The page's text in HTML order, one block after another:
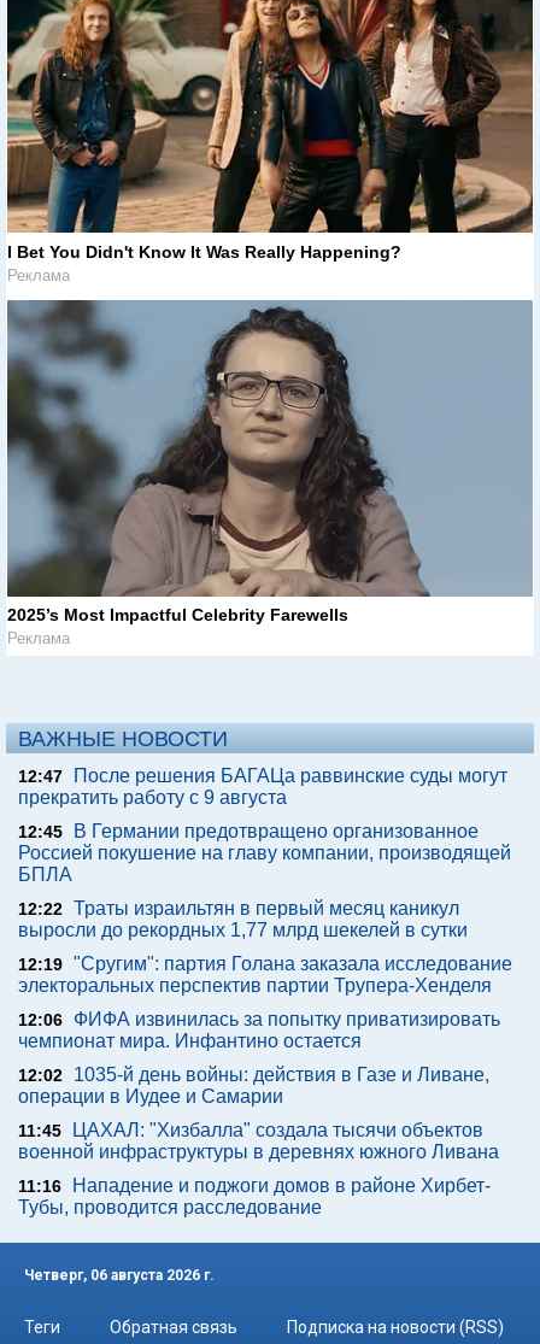
I Bet You Didn't Know It Was Really Happening?
Реклама
2025’s Most Impactful Celebrity Farewells
Реклама
ВАЖНЫЕ НОВОСТИ
12:47
После решения БАГАЦа раввинские суды могут
прекратить работу с 9 августа
12:45
В Германии предотвращено организованное
Россией покушение на главу компании, производящей
БПЛА
12:22 Траты израильтян в первый месяц каникул
выросли до рекордных 1,77 млрд шекелей в сутки
12:19 "Сругим": партия Голана заказала исследование
электоральных перспектив партии Трупера-Хенделя
12:06
ФИФА извинилась за попытку приватизировать
чемпионат мира. Инфантино остается
12:02
1035-й день войны: действия в Газе и Ливане,
операции в Иудее и Самарии
11:45
ЦАХАЛ: "Хизбалла" создала тысячи объектов
военной инфраструктуры в деревнях южного Ливана
11:16
Нападение и поджоги домов в районе Хирбет-
Тубы, проводится расследование
Четверг, 06 августа 2026 г.
Теги Обратная связь Подписка на новости (RSS)